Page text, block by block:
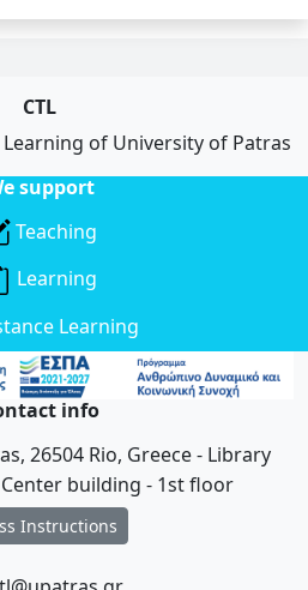
CTL
of University of Patras
support
Teaching
Learning
Learning
info
26504 Rio, Greece - Library
building - 1st floor
Instructions